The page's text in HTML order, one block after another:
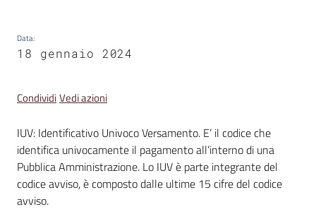
Vivere
Reggio
Tutti
gli
argomenti
Data:
18 gennaio 2024
CondividiVedi azioni
IUV: Identificativo Univoco Versamento. E’ il codice che
identifica univocamente il pagamento all’interno di una
Pubblica Amministrazione. Lo IUV è parte integrante del
codice avviso, è composto dalle ultime 15 cifre del codice
avviso.